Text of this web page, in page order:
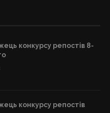
конкурсу репостів 8-
конкурсу репостів